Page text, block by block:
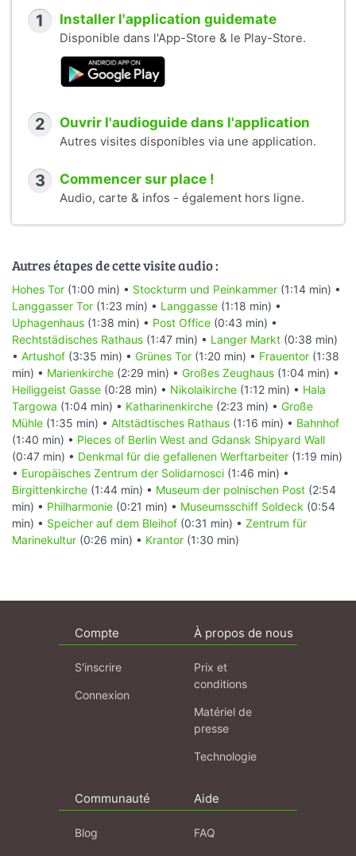
1 Installer l'application guidemate
Disponible dans l'App-Store & le Play-Store.
2 Ouvrir l'audioguide dans l'application
Autres visites disponibles via une application.
3 Commencer sur place !
Audio, carte & infos - également hors ligne.
Autres étapes de cette visite audio :
Hohes Tor (1:00 min) • Stockturm und Peinkammer (1:14 min) •
Langgasser Tor (1:23 min) • Langgasse (1:18 min) •
Uphagenhaus (1:38 min) • Post Office (0:43 min) •
Rechtstädisches Rathaus (1:47 min) • Langer Markt (0:38 min)
• Artushof (3:35 min) • Grünes Tor (1:20 min) • Frauentor (1:38
min) • Marienkirche (2:29 min) • Großes Zeughaus (1:04 min) •
Heiliggeist Gasse (0:28 min) • Nikolaikirche (1:12 min) • Hala
Targowa (1:04 min) • Katharinenkirche (2:23 min) • Große
Mühle (1:35 min) • Altstädtisches Rathaus (1:16 min) • Bahnhof
(1:40 min) • Pieces of Berlin West and Gdansk Shipyard Wall
(0:47 min) • Denkmal für die gefallenen Werftarbeiter (1:19 min)
• Europäisches Zentrum der Solidarnosci (1:46 min) •
Birgittenkirche (1:44 min) • Museum der polnischen Post (2:54
min) • Philharmonie (0:21 min) • Museumsschiff Soldeck (0:54
min) • Speicher auf dem Bleihof (0:31 min) • Zentrum für
Marinekultur (0:26 min) • Krantor (1:30 min)
Compte
S'inscrire
Connexion
À propos de nous
Prix et
conditions
Matériel de
presse
Technologie
Communauté
Blog
Aide
FAQ